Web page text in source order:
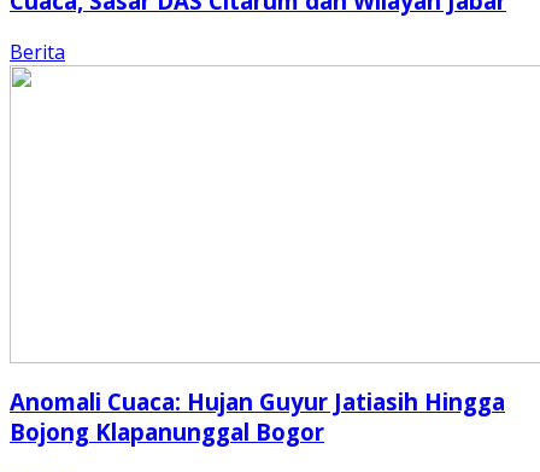
Berita
Anomali Cuaca: Hujan Guyur Jatiasih Hingga
Bojong Klapanunggal Bogor